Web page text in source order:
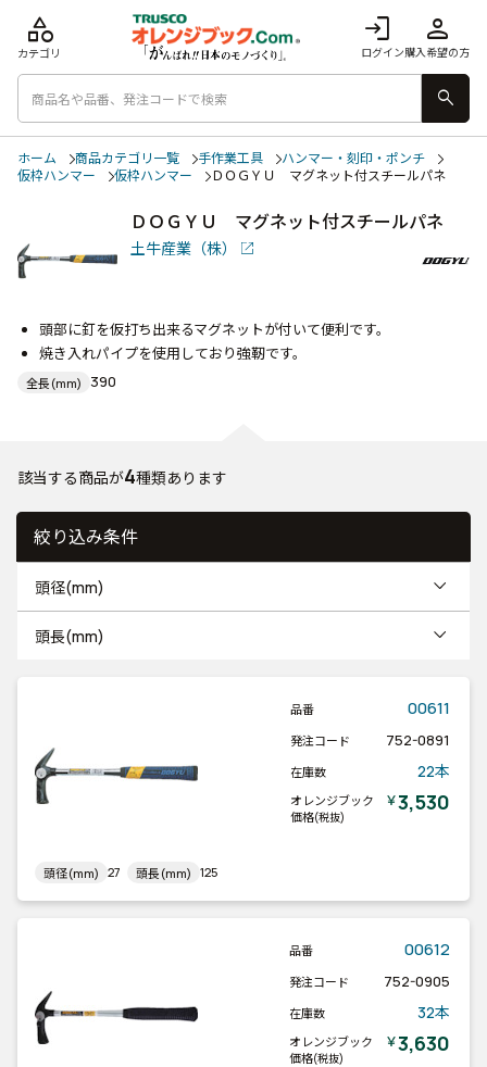
login
ログイン
person
購入希望の方
category
カテゴリ
search
ホーム 商品カテゴリ一覧 手作業工具
ハンマー・刻印・ポンチ
仮枠ハンマー
仮枠ハンマー ＤＯＧＹＵ マグネット付スチールパネ
ＤＯＧＹＵ マグネット付スチールパネ
土牛産業（株）
頭部に釘を仮打ち出来るマグネットが付いて便利です。
焼き入れパイプを使用しており強靭です。
全長(mm) 390
該当する商品が4種類あります
絞り込み条件
頭径(mm)
頭長(mm)
品番 00611
発注コード 752-0891
在庫数 22本
オレンジブック
価格(税抜)
￥3,530
頭径(mm) 27 頭長(mm) 125
品番 00612
発注コード 752-0905
在庫数 32本
オレンジブック
価格(税抜)
￥3,630